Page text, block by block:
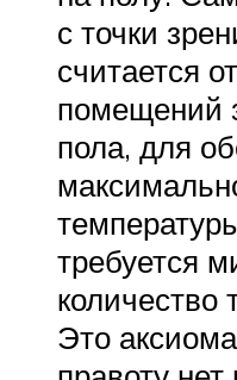
с точки
считается
помещений
пола, для
требуется
количество
Это